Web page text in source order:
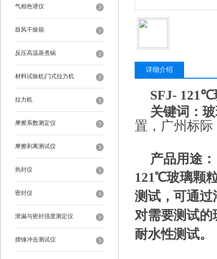
气相色谱仪
鼓风干燥箱
反压高温蒸煮锅
材料试验机|门式拉力机
拉力机
摩擦系数测定仪
摩擦剥离测试仪
热封仪
密封仪
泄漏与密封强度测定仪
摆锤冲击测试仪
详细介绍
SFJ- 121℃
关键词：
置，广州标际
产品用途：
121℃玻璃颗
测试，可通过
对需要测试
耐水性测试。